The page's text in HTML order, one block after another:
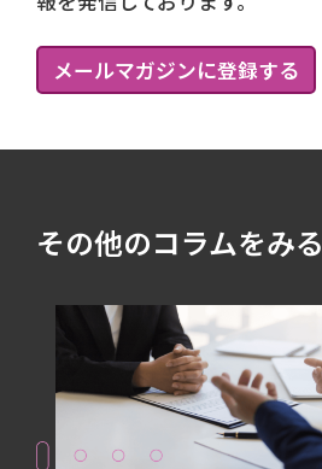
メールマガジンに登録する
その他のコラムをみる